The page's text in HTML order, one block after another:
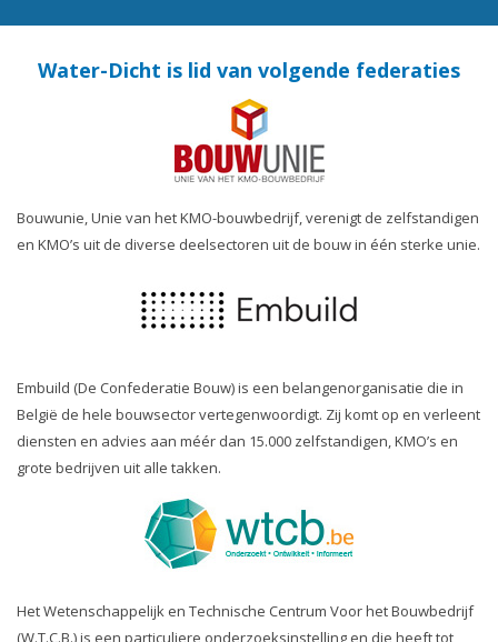
Water-Dicht is lid van volgende federaties
Bouwunie, Unie van het KMO-bouwbedrijf, verenigt de zelfstandigen
en KMO’s uit de diverse deelsectoren uit de bouw in één sterke unie.
Embuild (De Confederatie Bouw) is een belangenorganisatie die in
België de hele bouwsector vertegenwoordigt. Zij komt op en verleent
diensten en advies aan méér dan 15.000 zelfstandigen, KMO’s en
grote bedrijven uit alle takken.
Het Wetenschappelijk en Technische Centrum Voor het Bouwbedrijf
(W.T.C.B.) is een particuliere onderzoeksinstelling en die heeft tot